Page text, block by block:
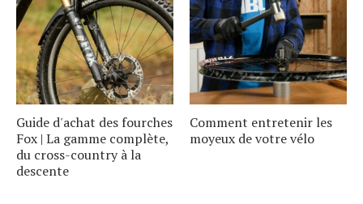
Guide d'achat des fourches
Fox | La gamme complète,
du cross-country à la
descente
Comment entretenir les
moyeux de votre vélo